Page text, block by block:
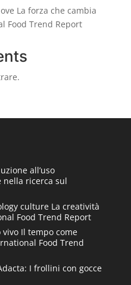
La forza che cambia
Food Trend Report
all’uso
nella ricerca sul
culture La creatività
Food Trend Report
vivo Il tempo come
Food Trend
I frollini con gocce